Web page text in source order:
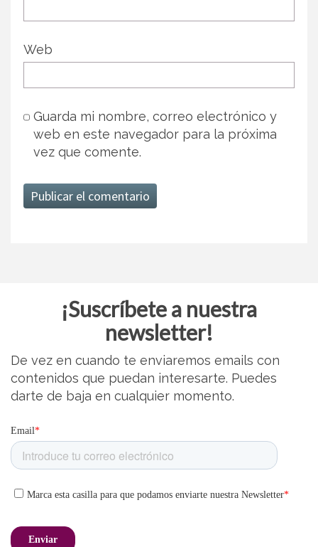
Web
Guarda mi nombre, correo electrónico y
web en este navegador para la próxima
vez que comente.
¡Suscríbete a nuestra
newsletter!
De vez en cuando te enviaremos emails con
contenidos que puedan interesarte. Puedes
darte de baja en cualquier momento.